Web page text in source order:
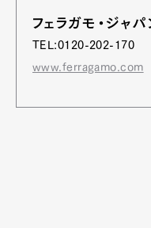
フェラガモ・ジャパ
TEL:0120-202-170
www.ferragamo.com